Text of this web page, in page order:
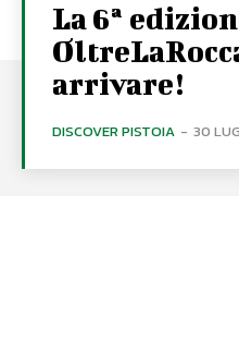
La 6ª
arrivare!
DISCOVER PISTOIA - 30